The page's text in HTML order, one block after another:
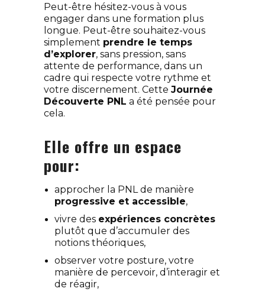
Peut-être hésitez-vous à vous
engager dans une formation plus
longue. Peut-être souhaitez-vous
simplement prendre le temps
d’explorer, sans pression, sans
attente de performance, dans un
cadre qui respecte votre rythme et
votre discernement. Cette Journée
Découverte PNL a été pensée pour
cela.
Elle offre un espace
pour:
approcher la PNL de manière
progressive et accessible,
vivre des expériences concrètes
plutôt que d’accumuler des
notions théoriques,
observer votre posture, votre
manière de percevoir, d’interagir et
de réagir,